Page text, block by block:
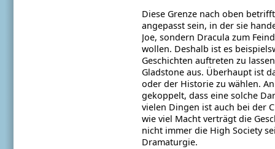
Diese Grenze nach oben
angepasst sein, in der sie
Joe, sondern Dracula zum
wollen. Deshalb ist es
Geschichten auftreten zu
Gladstone aus. Überhaupt ist
oder der Historie zu wählen.
gekoppelt, dass eine solche
vielen Dingen ist auch bei der
wie viel Macht verträgt die
nicht immer die High Society
Dramaturgie.